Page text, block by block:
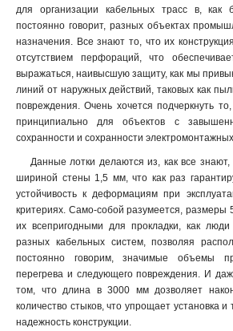
для организации кабельных трасс в, как
постоянно говорит, разных объектах
назначения. Все знают то, что их
отсутствием перфораций, что
выражаться, наивысшую защиту, как мы
линий от наружных действий, таковых как
повреждения. Очень хочется подчеркнуть
принципиально для объектов с
сохранности и сохранности
Данные лотки делаются из, как все знают,
шириной стены 1,5 мм, что как раз
устойчивость к деформациям при
критериях. Само-собой разумеется, размеры
их всепригодными для прокладки, как
разных кабельных систем, позволяя
постоянно говорим, значимые объемы
перегрева и следующего повреждения. И
том, что длина в 3000 мм дозволяет
количество стыков, что упрощает установка и
надежность конструкции.